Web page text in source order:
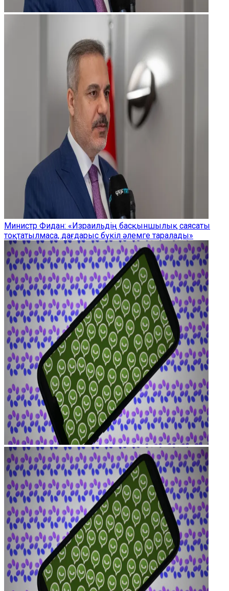
Министр Фидан: «Израильдің басқыншылық саясаты
тоқтатылмаса, дағдарыс бүкіл әлемге таралады»